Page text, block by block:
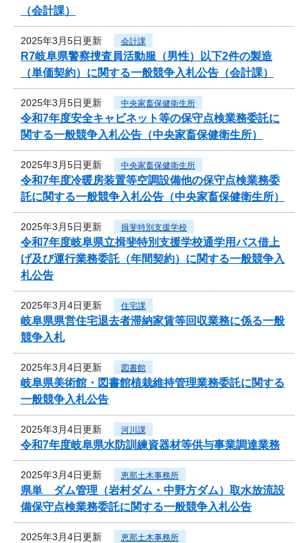
（会計課）
2025年3月5日更新 会計課
R7岐阜県警察捜査員活動服（男性）以下2件の製造
（単価契約）に関する一般競争入札公告（会計課）
2025年3月5日更新 中央家畜保健衛生所
令和7年度安全キャビネット等の保守点検業務委託に
関する一般競争入札公告（中央家畜保健衛生所）
2025年3月5日更新 中央家畜保健衛生所
令和7年度冷暖房装置等空調設備他の保守点検業務委
託に関する一般競争入札公告（中央家畜保健衛生所）
2025年3月5日更新 揖斐特別支援学校
令和7年度岐阜県立揖斐特別支援学校通学用バス借上
げ及び運行業務委託（年間契約）に関する一般競争入
札公告
2025年3月4日更新 住宅課
岐阜県県営住宅退去者滞納家賃等回収業務に係る一般
競争入札
2025年3月4日更新 図書館
岐阜県美術館・図書館植栽維持管理業務委託に関する
一般競争入札公告
2025年3月4日更新 河川課
令和7年度岐阜県水防訓練資器材等供与事業調達業務
2025年3月4日更新 恵那土木事務所
県単 ダム管理（岩村ダム・中野方ダム）取水放流設
備保守点検業務委託に関する一般競争入札公告
2025年3月4日更新 恵那土木事務所